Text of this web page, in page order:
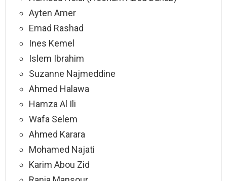
Ayten Amer
Emad Rashad
Ines Kemel
Islem Ibrahim
Suzanne Najmeddine
Ahmed Halawa
Hamza Al Ili
Wafa Selem
Ahmed Karara
Mohamed Najati
Karim Abou Zid